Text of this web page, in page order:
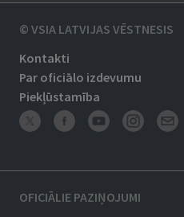
© VSIA LATVIJAS VĒSTNESIS
Kontakti
Par oficiālo izdevumu
Piekļūstamība
OFICIĀLIE PAZIŅOJUMI